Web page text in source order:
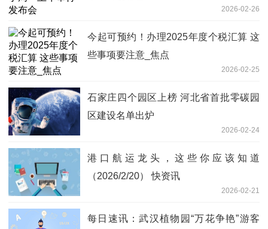
2026-02-26
今起可预约！办理2025年度个税汇算 这
些事项要注意_焦点
2026-02-25
石家庄四个园区上榜 河北省首批零碳园
区建设名单出炉
2026-02-24
港口航运龙头，这些你应该知道
（2026/2/20） 快资讯
2026-02-21
每日速讯：武汉植物园“万花争艳”游客